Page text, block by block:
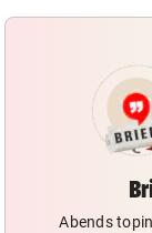
Abends